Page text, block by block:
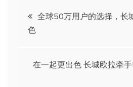
文
章
导
全球50万用户的选择，长
色
在一起更出色 长城欧拉牵